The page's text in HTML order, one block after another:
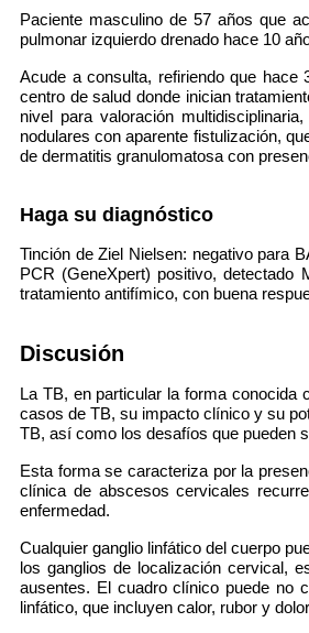
Paciente masculino de 57 años que
pulmonar izquierdo drenado hace 10
Acude a consulta, refiriendo que
centro de salud donde inician
nivel para valoración
nodulares con aparente fistulización,
de dermatitis granulomatosa con
Haga su diagnóstico
Tinción de Ziel Nielsen: negativo para
PCR (GeneXpert) positivo, detectado
tratamiento antifímico, con buena
Discusión
La TB, en particular la forma conocida
casos de TB, su impacto clínico y su
TB, así como los desafíos que pueden
Esta forma se caracteriza por la
clínica de abscesos cervicales
enfermedad.
Cualquier ganglio linfático del cuerpo
los ganglios de localización cervical,
ausentes. El cuadro clínico puede no
linfático, que incluyen calor, rubor y